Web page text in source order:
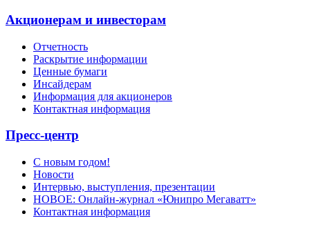
Акционерам и инвесторам
Отчетность
Раскрытие информации
Ценные бумаги
Инсайдерам
Информация для акционеров
Контактная информация
Пресс-центр
С новым годом!
Новости
Интервью, выступления, презентации
НОВОЕ: Онлайн-журнал «Юнипро Мегаватт»
Контактная информация